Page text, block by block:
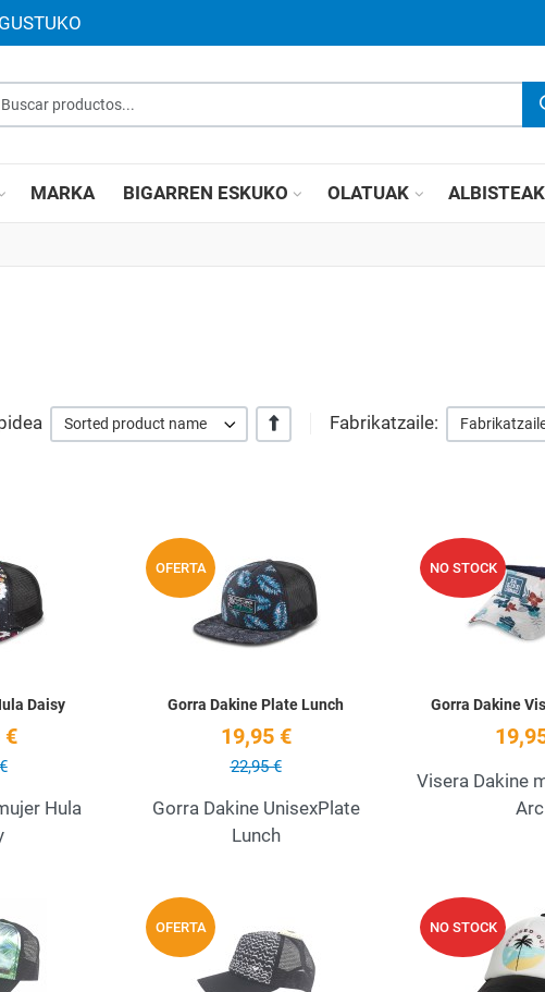
productos...
MARKA BIGARREN ESKUKO OLATUAK ALBISTEAK
Sorted product name +/- Fabrikatzaile:
Add to Wishlist
Quick View
Daisy
€
Hula
OFERTA
Add to Wishlist
Quick View
Gorra Dakine Plate Lunch
19,95 €
22,95 €
Gorra Dakine UnisexPlate
Lunch
NO STOCK
Gorra Dakine
Visera Dakine
Arc
Add to Wishlist
Quick View
OFERTA
Add to Wishlist
Quick View
NO STOCK